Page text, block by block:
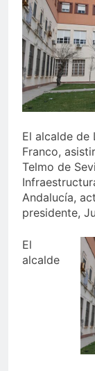
El alcalde de
Franco,
Telmo de
Andalucía,
presidente,
El
alcalde